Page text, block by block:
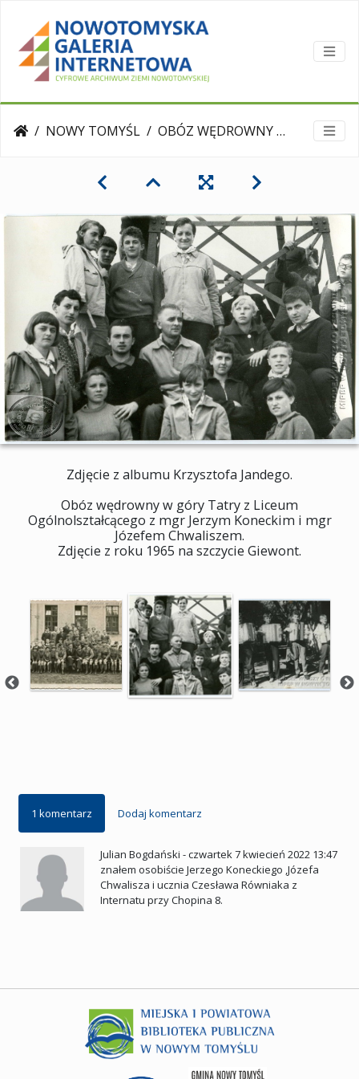
NOWY TOMYŚL OBÓZ WĘDROWNY w Tatrach. 1965 r.
Zdjęcie z albumu Krzysztofa Jandego.
Obóz wędrowny w góry Tatry z Liceum
Ogólnolształcącego z mgr Jerzym Koneckim i mgr
Józefem Chwaliszem.
Zdjęcie z roku 1965 na szczycie Giewont.
1 komentarz Dodaj komentarz
Julian Bogdański -czwartek 7 kwiecień 2022 13:47
znałem osobiście Jerzego Koneckiego ,Józefa
Chwalisza i ucznia Czesława Równiaka z
Internatu przy Chopina 8.